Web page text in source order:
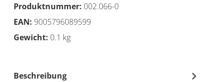
Produktnummer: 002.066-0
EAN: 9005796089599
Gewicht: 0.1 kg
Beschreibung